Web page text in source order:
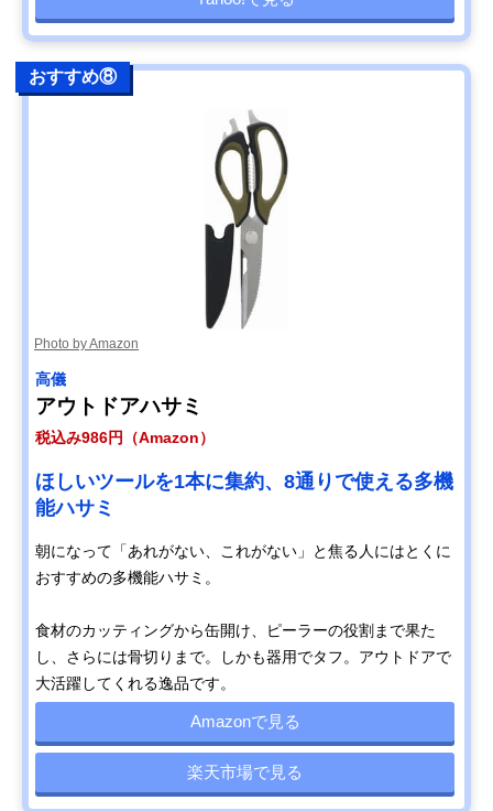
おすすめ⑧
Photo by Amazon
高儀
アウトドアハサミ
税込み986円（Amazon）
ほしいツールを1本に集約、8通りで使える多機
能ハサミ
朝になって「あれがない、これがない」と焦る人にはとくに
おすすめの多機能ハサミ。
食材のカッティングから缶開け、ピーラーの役割まで果た
し、さらには骨切りまで。しかも器用でタフ。アウトドアで
大活躍してくれる逸品です。
Amazonで見る
楽天市場で見る